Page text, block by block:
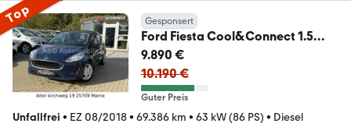
Top Gesponsert
Ford Fiesta Cool&Connect 1.5
TDCI BT KLIMA SHZ SPUR.H
9.890 €
10.190 €
Guter Preis
Unfallfrei • EZ 08/2018• 69.386 km • 63 kW (86 PS) • Diesel